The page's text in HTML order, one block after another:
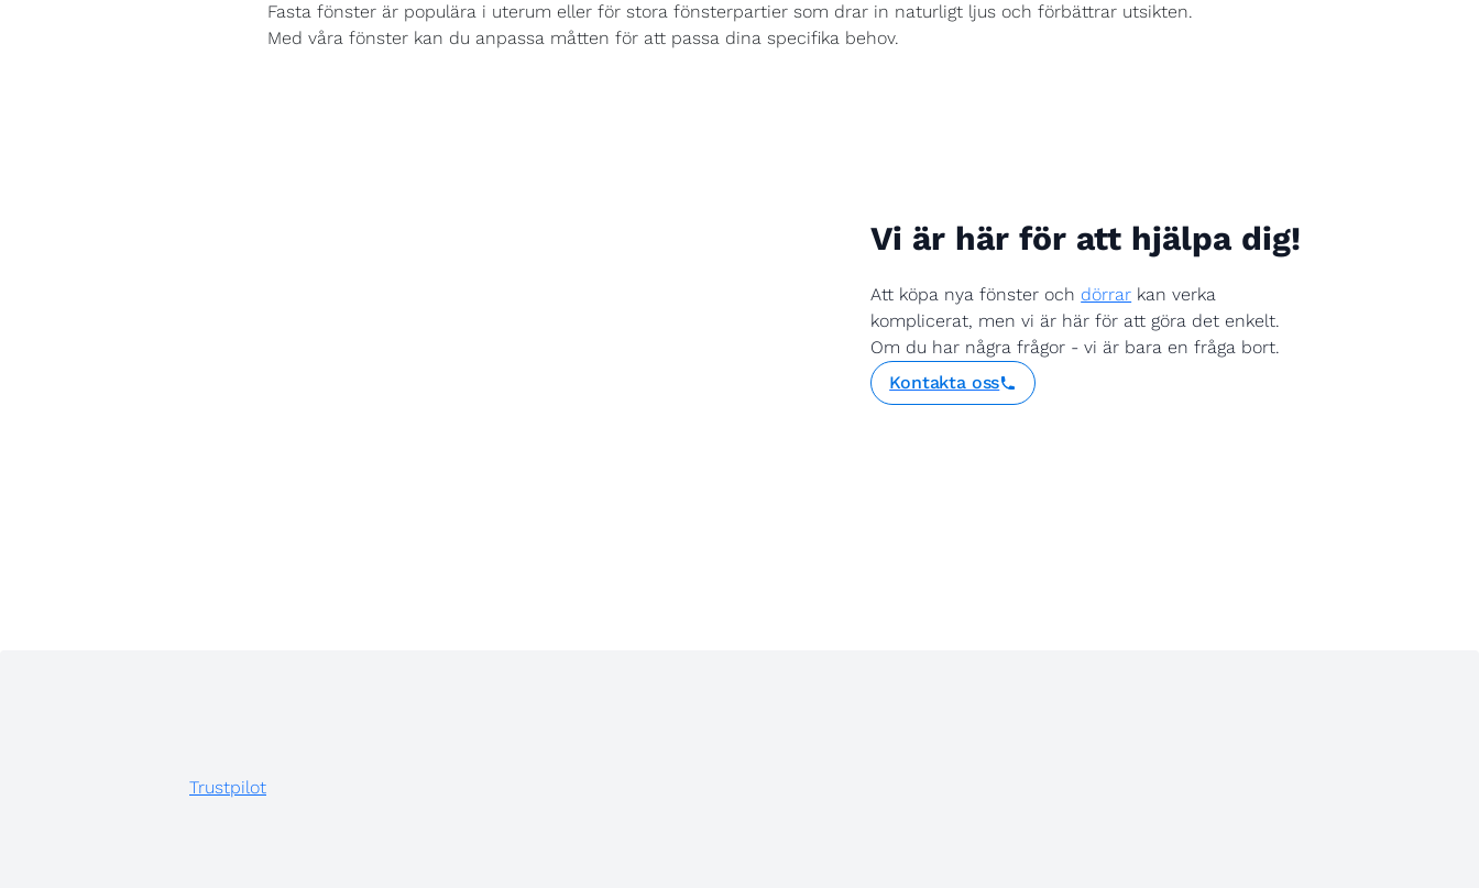
Fasta fönster är populära i uterum eller för stora fönsterpartier som drar in naturligt ljus och förbättrar utsikten.
Med våra fönster kan du anpassa måtten för att passa dina specifika behov.
Vi är här för att hjälpa dig!
Att köpa nya fönster och dörrar kan verka
komplicerat, men vi är här för att göra det enkelt.
Om du har några frågor - vi är bara en fråga bort.
Kontakta oss
Trustpilot